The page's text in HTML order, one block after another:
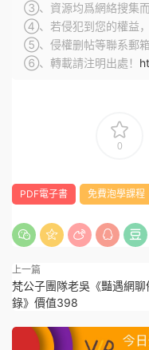
③、資源均爲網絡搜集而
④、若侵犯到您的權益，
⑤、侵權删帖等聯系郵
⑥、轉載請注明出處！
0
PDF電子書 免費泡學課程
上一篇
梵公子團隊老吳《豔遇網聊
錄》價值398